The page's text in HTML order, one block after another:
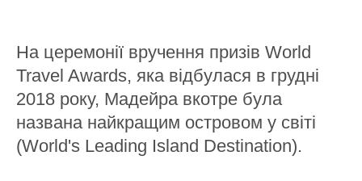
На церемонії вручення призів World
Travel Awards, яка відбулася в грудні
2018 року, Мадейра вкотре була
названа найкращим островом у світі
(World's Leading Island Destination).